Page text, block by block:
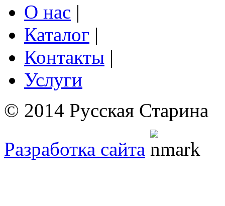
О нас |
Каталог |
Контакты |
Услуги
© 2014 Русская Старина
Разработка сайта